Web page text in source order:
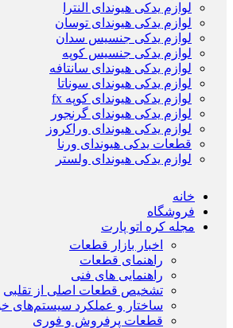
لوازم یدکی هیوندای النترا
لوازم یدکی هیوندای توسان
لوازم یدکی جنسیس سدان
لوازم یدکی جنسیس کوپه
لوازم یدکی هیوندای سانتافه
لوازم یدکی هیوندای سوناتا
لوازم یدکی هیوندای کوپه fx
لوازم یدکی هیوندای گرنجور
لوازم یدکی هیوندای وراکروز
قطعات یدکی هیوندای ورنا
لوازم یدکی هیوندای ولستر
خانه
فروشگاه
مجله کره اتو پارت
اخبار بازار قطعات
راهنمای قطعات
راهنمایی های فنی
تشخیص قطعات اصلی از تقلبی
ساختار و عملکرد سیستم‌های
قطعات پرفروش و فوری